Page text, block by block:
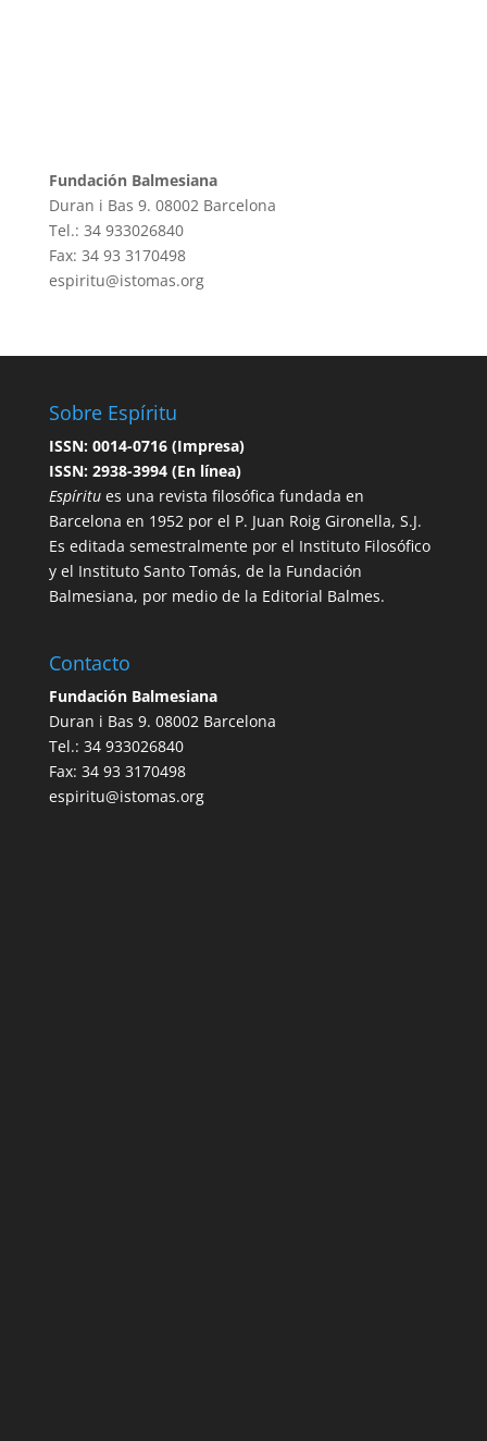
Fundación Balmesiana
Duran i Bas 9. 08002 Barcelona
Tel.: 34 933026840
Fax: 34 93 3170498
espiritu@istomas.org
Sobre Espíritu
ISSN: 0014-0716 (Impresa)
ISSN: 2938-3994 (En línea)
Espíritues una revista filosófica fundada en
Barcelona en 1952 por el P. Juan Roig Gironella, S.J.
Es editada semestralmente por el Instituto Filosófico
y el Instituto Santo Tomás, de la Fundación
Balmesiana, por medio de la Editorial Balmes.
Contacto
Fundación Balmesiana
Duran i Bas 9. 08002 Barcelona
Tel.: 34 933026840
Fax: 34 93 3170498
espiritu@istomas.org